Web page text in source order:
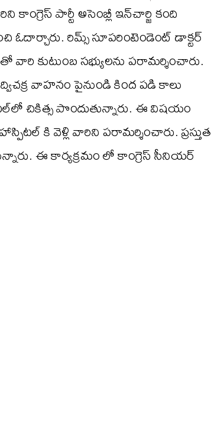
పార్టీ అసెంబ్లీ ఇన్‌చార్జి కంది
ఓదార్చారు. రిమ్స్ సూప‌రింటెండెంట్ డాక్ట‌ర్
కుటుంబ స‌భ్యుల‌ను పరామర్శించారు.
వాహనం పైనుండి కింద పడి కాలు
చికిత్స పొందుతున్నారు. ఈ విషయం
కి వెళ్లి వారిని పరామర్శించారు. ప్ర‌స్తుత
ఈ కార్యక్రమం లో కాంగ్రెస్ సీనియర్